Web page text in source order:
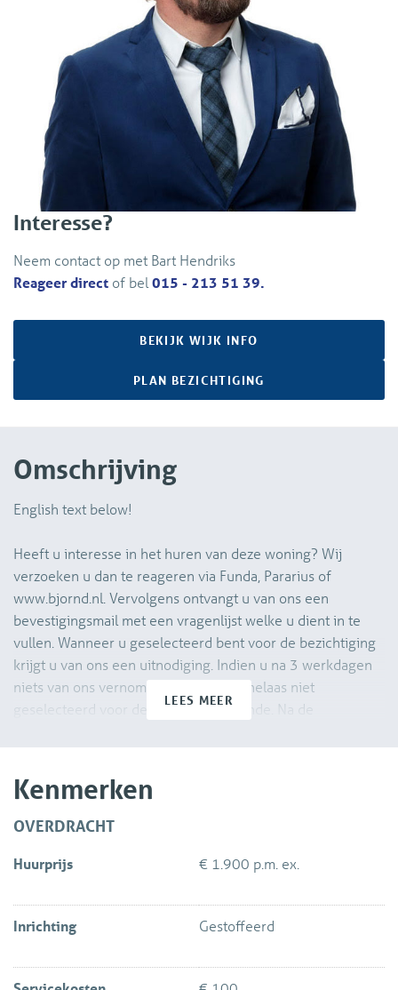
Interesse?
Neem contact op met Bart Hendriks
Reageer direct of bel 015 - 213 51 39.
BEKIJK WIJK INFO
PLAN BEZICHTIGING
Omschrijving
English text below!
Heeft u interesse in het huren van deze woning? Wij
verzoeken u dan te reageren via Funda, Pararius of
www.bjornd.nl. Vervolgens ontvangt u van ons een
bevestigingsmail met een vragenlijst welke u dient in te
vullen. Wanneer u geselecteerd bent voor de bezichtiging
krijgt u van ons een uitnodiging. Indien u na 3 werkdagen
niets van ons vernomen heeft bent u helaas niet
geselecteerd voor de bezichtigingsronde. Na de
weten of u daadwerkelijk interesse heeft om de woning te
huren. Wij zullen uw verzoek aan de verhuurder
voorleggen.
appartement op de eerste verdieping met ruim balkon en
berging en een gezamenlijke fietsenberging. Gelegen in de
voormalige TU bibliotheek in de binnenstad van Delft. Dit
LEES MEER
Kenmerken
OVERDRACHT
Huurprijs € 1.900 p.m. ex.
Inrichting Gestoffeerd